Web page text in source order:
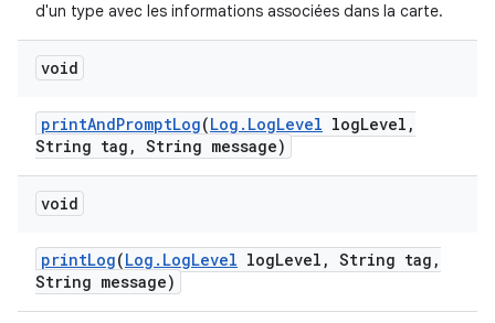
d'un type avec les informations associées dans la carte.
void
printAndPromptLog(Log . LogLevel logLevel ,
String tag , String message)
void
printLog(Log . LogLevel logLevel , String tag ,
String message)